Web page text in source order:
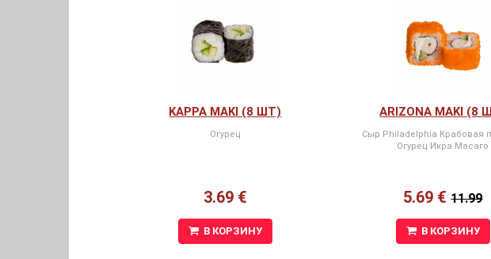
KAPPA MAKI (8 ШТ)
Огурец
3.69 €
В КОРЗИНУ
ARIZONA MAKI (8
Сыр Philadelphia Крабовая
Огурец Икра Масаго
5.69 €11.99
В КОРЗИНУ